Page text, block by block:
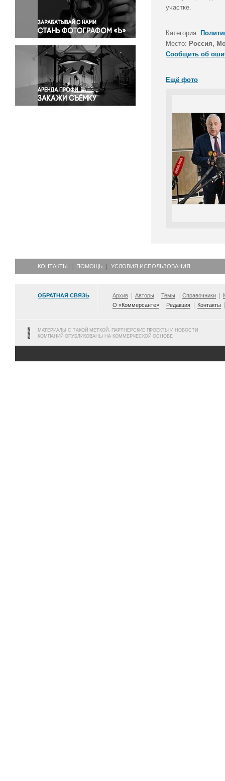
Правосудие
Происшествия и конфликты
Религия
Светская жизнь
Спорт
Экология
Экономика и бизнес
участке.
Категория:
Место: Россия,
Сообщить об
Ещё фото
КОНТАКТЫ ПОМОЩЬ УСЛОВИЯ ИСПОЛЬЗОВАНИЯ
ОБРАТНАЯ СВЯЗЬ Архив Авторы Темы Справочники
О «Коммерсанте»
Редакция Контакты
МАТЕРИАЛЫ С ТАКОЙ МЕТКОЙ, ПАРТНЕРСКИЕ ПРОЕКТЫ И НОВОСТИ
КОМПАНИЙ ОПУБЛИКОВАНЫ НА КОММЕРЧЕСКОЙ ОСНОВЕ